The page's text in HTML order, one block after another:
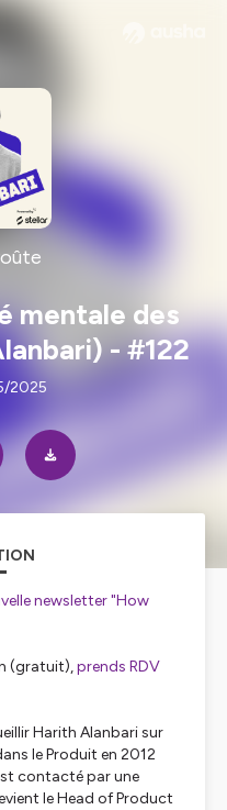
mentale des
Alanbari) - #122
2025
newsletter "How
(gratuit),prends RDV
Harith Alanbari sur
le Produit en 2012
contacté par une
le Head of Product